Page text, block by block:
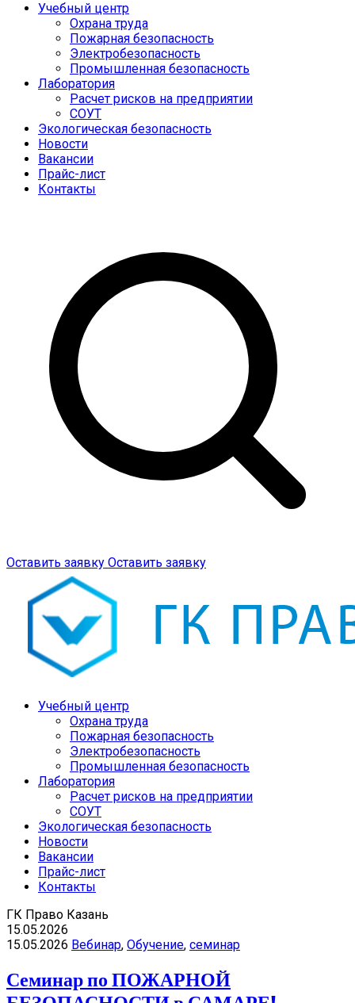
Учебный центр
Охрана труда
Пожарная безопасность
Электробезопасность
Промышленная безопасность
Лаборатория
Расчет рисков на предприятии
СОУТ
Экологическая безопасность
Новости
Вакансии
Прайс-лист
Контакты
Оставить заявку Оставить заявку
Учебный центр
Охрана труда
Пожарная безопасность
Электробезопасность
Промышленная безопасность
Лаборатория
Расчет рисков на предприятии
СОУТ
Экологическая безопасность
Новости
Вакансии
Прайс-лист
Контакты
ГК Право Казань
15.05.2026
15.05.2026 Вебинар, Обучение, семинар
Семинар по ПОЖАРНОЙ